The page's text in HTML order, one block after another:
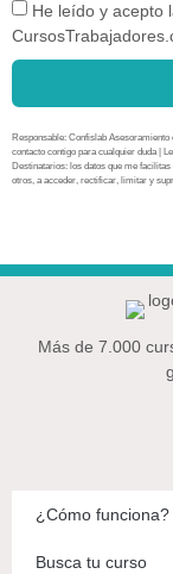
He leído y acepto
Responsable: Confislab
contacto contigo para cualquier duda |
Destinatarios: los datos que me
otros, a acceder, rectificar, limitar y
Más de 7.000
¿Cómo funciona?
Busca tu curso